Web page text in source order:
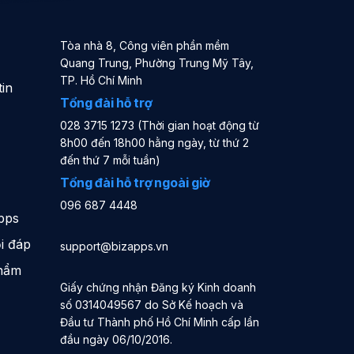
đáp
Tòa nhà 8, Công viên phần mềm
Quang Trung, Phường Trung Mỹ Tây,
TP. Hồ Chí Minh
Tổng đài hỗ trợ
028 3715 1273 (Thời gian hoạt động từ
8h00 đến 18h00 hằng ngày, từ thứ 2
đến thứ 7 mỗi tuần)
Tổng đài hỗ trợ ngoài giờ
096 687 4448
support@bizapps.vn
Giấy chứng nhận Đăng ký Kinh doanh
số 0314049567 do Sở Kế hoạch và
Đầu tư Thành phố Hồ Chí Minh cấp lần
đầu ngày 06/10/2016.